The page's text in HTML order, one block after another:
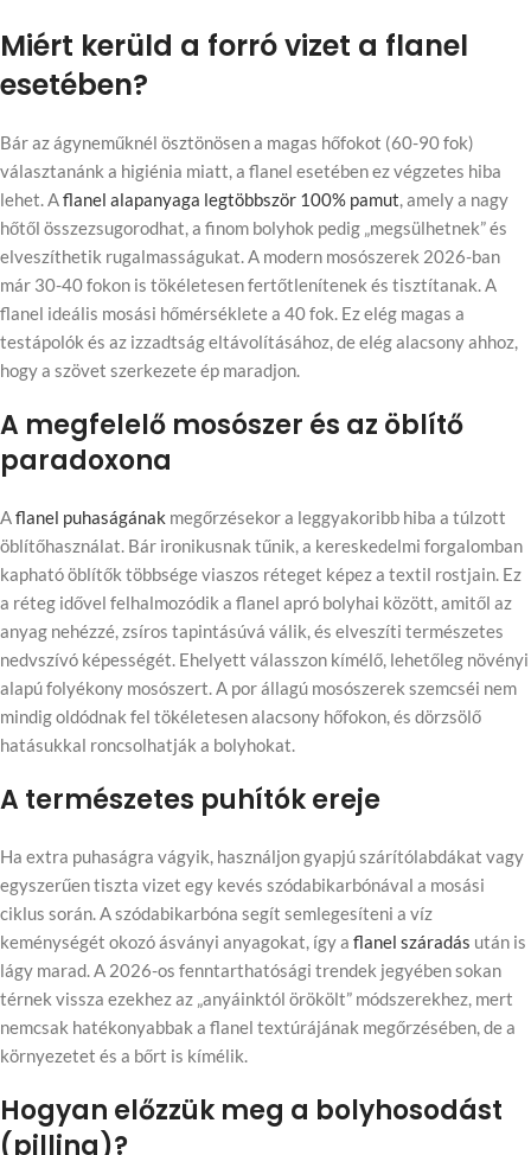
Miért kerüld a forró vizet a flanel
esetében?
Bár az ágyneműknél ösztönösen a magas hőfokot (60-90 fok)
választanánk a higiénia miatt, a flanel esetében ez végzetes hiba
lehet. Aflanel alapanyaga legtöbbször 100% pamut, amely a nagy
hőtől összezsugorodhat, a finom bolyhok pedig „megsülhetnek” és
elveszíthetik rugalmasságukat. A modern mosószerek 2026-ban
már 30-40 fokon is tökéletesen fertőtlenítenek és tisztítanak. A
flanel ideális mosási hőmérséklete a 40 fok. Ez elég magas a
testápolók és az izzadtság eltávolításához, de elég alacsony ahhoz,
hogy a szövet szerkezete ép maradjon.
A megfelelő mosószer és az öblítő
paradoxona
Aflanel puhaságának megőrzésekor a leggyakoribb hiba a túlzott
öblítőhasználat. Bár ironikusnak tűnik, a kereskedelmi forgalomban
kapható öblítők többsége viaszos réteget képez a textil rostjain. Ez
a réteg idővel felhalmozódik a flanel apró bolyhai között, amitől az
anyag nehézzé, zsíros tapintásúvá válik, és elveszíti természetes
nedvszívó képességét. Ehelyett válasszon kímélő, lehetőleg növényi
alapú folyékony mosószert. A por állagú mosószerek szemcséi nem
mindig oldódnak fel tökéletesen alacsony hőfokon, és dörzsölő
hatásukkal roncsolhatják a bolyhokat.
A természetes puhítók ereje
Ha extra puhaságra vágyik, használjon gyapjú szárítólabdákat vagy
egyszerűen tiszta vizet egy kevés szódabikarbónával a mosási
ciklus során. A szódabikarbóna segít semlegesíteni a víz
keménységét okozó ásványi anyagokat, így a flanel száradás után is
lágy marad. A 2026-os fenntarthatósági trendek jegyében sokan
térnek vissza ezekhez az „anyáinktól örökölt” módszerekhez, mert
nemcsak hatékonyabbak a flanel textúrájának megőrzésében, de a
környezetet és a bőrt is kímélik.
Hogyan előzzük meg a bolyhosodást
(pilling)?